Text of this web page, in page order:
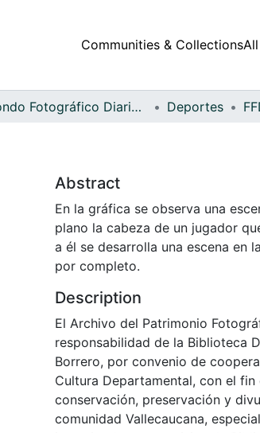
Communities & Collections
Fondo Fotográfico Diario Occidente Deportes
Abstract
En la gráfica se observa una
plano la cabeza de un jugador
a él se desarrolla una escena en
por completo.
Description
El Archivo del Patrimonio
responsabilidad de la Biblioteca
Borrero, por convenio de
Cultura Departamental, con el
conservación, preservación y
comunidad Vallecaucana,